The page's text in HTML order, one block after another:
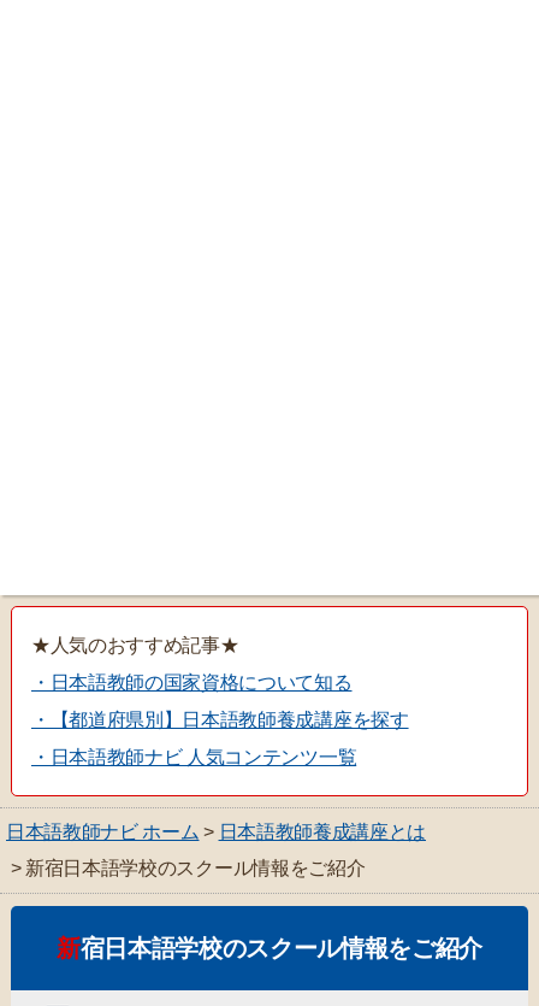
★人気のおすすめ記事★
・日本語教師の国家資格について知る
・【都道府県別】日本語教師養成講座を探す
・日本語教師ナビ 人気コンテンツ一覧
日本語教師ナビ ホーム > 日本語教師養成講座とは
> 新宿日本語学校のスクール情報をご紹介
新宿日本語学校のスクール情報をご紹介